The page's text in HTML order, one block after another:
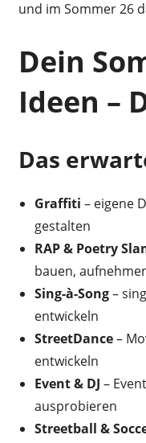
und im Sommer 26
Dein
Ideen –
Das
Graffiti – eigene
gestalten
RAP & Poetry
bauen,
Sing-à-Song–
entwickeln
StreetDance–
entwickeln
Event & DJ –
ausprobieren
Streetball &